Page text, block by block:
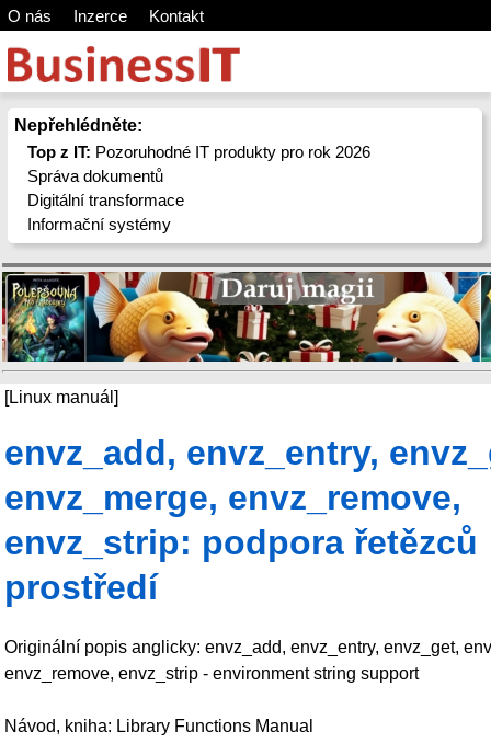
O nás Inzerce Kontakt
Nepřehlédněte:
Top z IT: Pozoruhodné IT produkty pro rok 2026
Správa dokumentů
Digitální transformace
Informační systémy
[Linux manuál]
envz_add, envz_entry,
envz_merge, envz_remove,
envz_strip: podpora řetězců
prostředí
Originální popis anglicky: envz_add, envz_entry, envz_get,
envz_remove, envz_strip - environment string support
Návod, kniha: Library Functions Manual